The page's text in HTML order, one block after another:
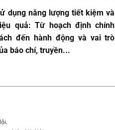
dụng năng lượng tiết kiệm và
quả: Từ hoạch định chính
đến hành động và vai trò
báo chí, truyền...